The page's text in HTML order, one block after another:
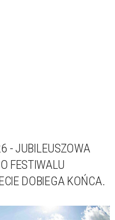
- JUBILEUSZOWA
FESTIWALU
DOBIEGA KOŃCA.